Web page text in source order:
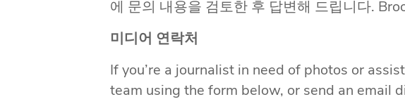
에 문의 내용을 검토한 후 답변해 드립니다.
미디어 연락처
If you’re a journalist in need of photos or
team using the form below, or send an email